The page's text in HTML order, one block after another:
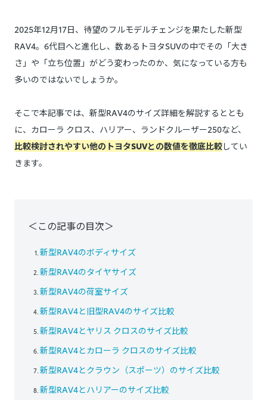
2025年12月17日、待望のフルモデルチェンジを果たした新型
RAV4。6代目へと進化し、数あるトヨタSUVの中でその「大き
さ」や「立ち位置」がどう変わったのか、気になっている方も
多いのではないでしょうか。
そこで本記事では、新型RAV4のサイズ詳細を解説するととも
に、カローラ クロス、ハリアー、ランドクルーザー250など、
比較検討されやすい他のトヨタSUVとの数値を徹底比較してい
きます。
＜この記事の目次＞
新型RAV4のボディサイズ
新型RAV4のタイヤサイズ
新型RAV4の荷室サイズ
新型RAV4と旧型RAV4のサイズ比較
新型RAV4とヤリス クロスのサイズ比較
新型RAV4とカローラ クロスのサイズ比較
新型RAV4とクラウン（スポーツ）のサイズ比較
新型RAV4とハリアーのサイズ比較